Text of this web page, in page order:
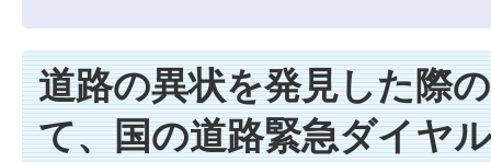
道路の異状を発見した際
て、国の道路緊急ダイヤ